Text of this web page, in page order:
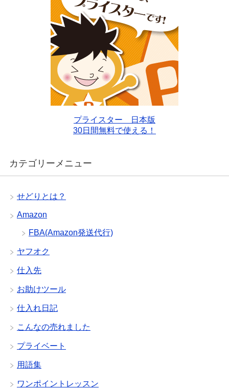
プライスター 日本版
30日間無料で使える！
カテゴリーメニュー
せどりとは？
Amazon
FBA(Amazon発送代行)
ヤフオク
仕入先
お助けツール
仕入れ日記
こんなの売れました
プライベート
用語集
ワンポイントレッスン